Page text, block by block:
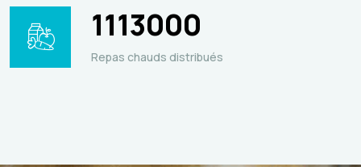
1113000
Repas chauds distribués